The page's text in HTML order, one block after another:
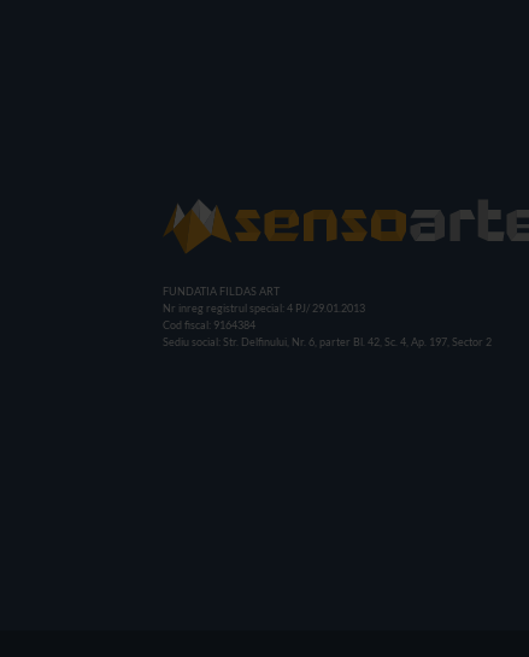
FUNDATIA FILDAS ART
Nr inreg registrul special: 4 PJ/ 29.01.2013
Cod fiscal: 9164384
Sediu social: Str. Delfinului, Nr. 6, parter Bl. 42, Sc. 4, Ap. 197, Sector 2